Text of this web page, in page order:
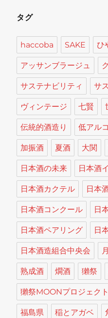
タグ
haccoba SAKE ひ
アッサンブラージュ
サステナビリティ サ
ヴィンテージ 七賢
伝統的酒造り 低アル
加振酒 夏酒 大関
日本酒の未来 日本酒
日本酒カクテル 日本
日本酒コンクール 日
日本酒ペアリング 日
日本酒造組合中央会
熟成酒 燗酒 獺祭
獺祭MOONプロジェクト
福島県 稲とアガベ